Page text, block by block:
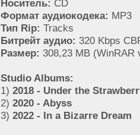
Носитель: CD
Формат аудиокодека: MP3
Тип Rip: Tracks
Битрейт аудио: 320 Kbps
Размер: 308,23 MB (WinRAR
Studio Albums:
1) 2018 - Under the
2) 2020 - Abyss
3) 2022 - In a Bizarre Dream